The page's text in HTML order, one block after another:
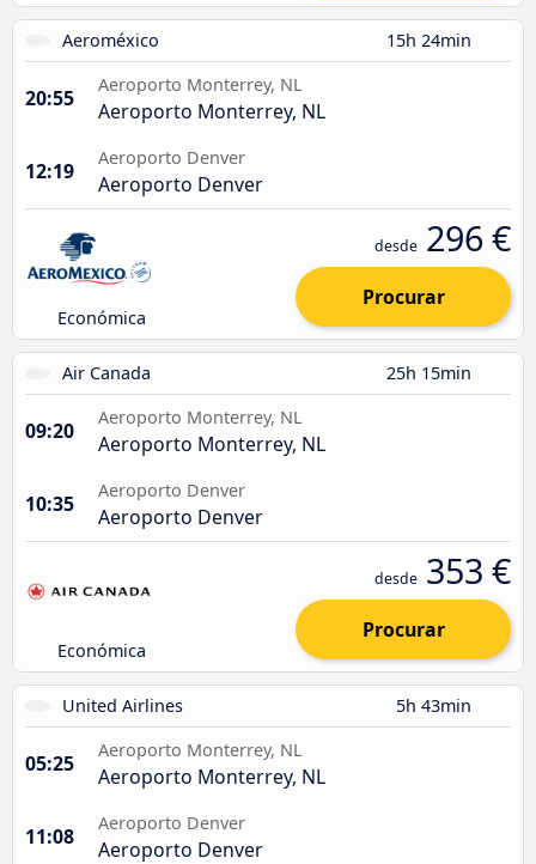
Aeroméxico 15h 24min
20:55
Aeroporto Monterrey, NL
Aeroporto Monterrey, NL
12:19
Aeroporto Denver
Aeroporto Denver
Económica
desde 296 €
Procurar
Air Canada 25h 15min
09:20
Aeroporto Monterrey, NL
Aeroporto Monterrey, NL
10:35
Aeroporto Denver
Aeroporto Denver
Económica
desde 353 €
Procurar
United Airlines 5h 43min
05:25
Aeroporto Monterrey, NL
Aeroporto Monterrey, NL
11:08
Aeroporto Denver
Aeroporto Denver